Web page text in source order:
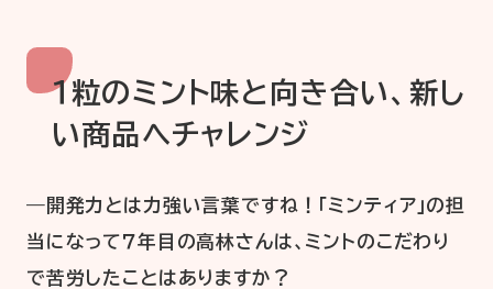
１粒のミント味と向き合い、新し
い商品へチャレンジ
―開発力とは力強い言葉ですね！「ミンティア」の担
当になって７年目の高林さんは、ミントのこだわり
で苦労したことはありますか？